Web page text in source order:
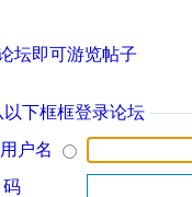
坛即可游览帖子
以下框框登录论坛
用户名